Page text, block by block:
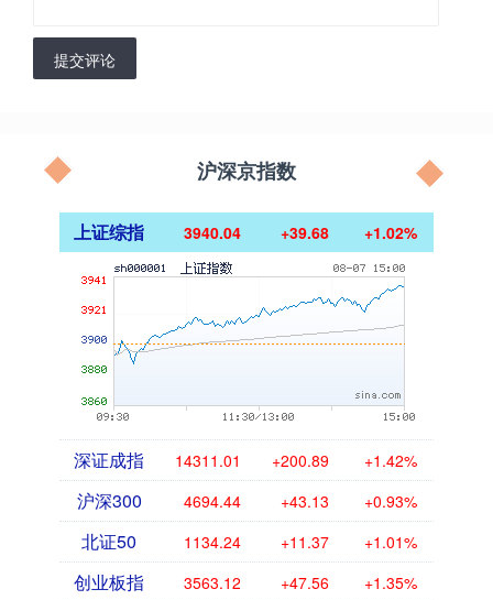
提交评论
沪深京指数
上证综指 3940.04 +39.68 +1.02%
深证成指 14311.01 +200.89 +1.42%
沪深300 4694.44 +43.13 +0.93%
北证50 1134.24 +11.37 +1.01%
创业板指 3563.12 +47.56 +1.35%